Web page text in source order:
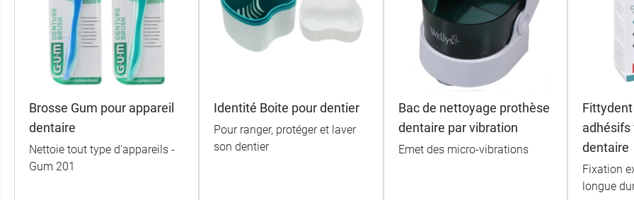
Brosse Gum pour appareil
dentaire
Nettoie tout type d'appareils -
Gum 201
Identité Boite pour dentier
Pour ranger, protéger et laver
son dentier
Bac de nettoyage prothèse
dentaire par vibration
Emet des micro-vibrations
dentaire
Fixation
longue